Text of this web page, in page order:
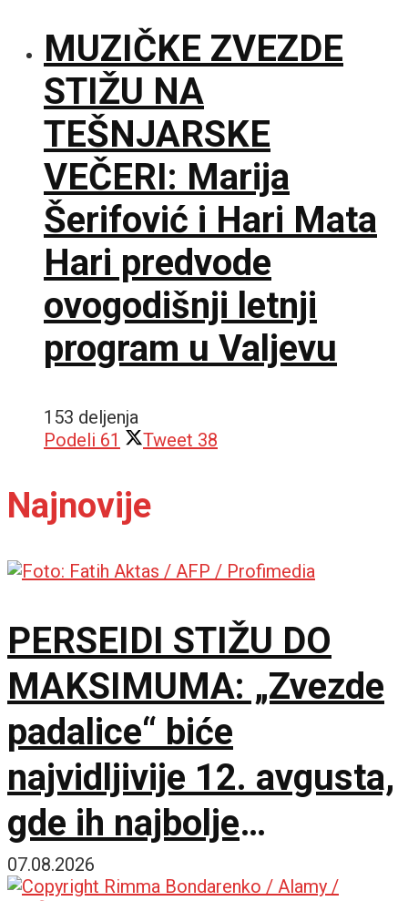
MUZIČKE ZVEZDE
STIŽU NA
TEŠNJARSKE
VEČERI: Marija
Šerifović i Hari Mata
Hari predvode
ovogodišnji letnji
program u Valjevu
153 deljenja
Podeli 61 Tweet 38
Najnovije
PERSEIDI STIŽU DO
MAKSIMUMA: „Zvezde
padalice“ biće
najvidljivije 12. avgusta,
gde ih najbolje
posmatrati
07.08.2026